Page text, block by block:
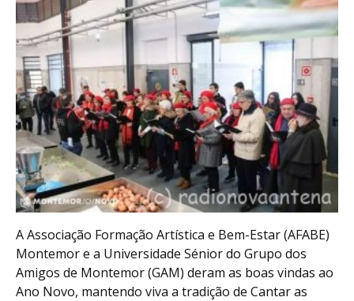
A Associação Formação Artística e Bem-Estar (AFABE)
Montemor e a Universidade Sénior do Grupo dos
Amigos de Montemor (GAM) deram as boas vindas ao
Ano Novo, mantendo viva a tradição de Cantar as